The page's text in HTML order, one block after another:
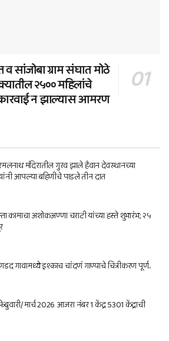
व सांजोबा ग्राम संघात मोठे
२५०० महिलांचे
न झाल्यास आमरण
मंदिरातील गुरव झाले हैवान देवस्थानच्या
आपल्या बहिणीचे पाडले तीन दात
कामाचा अशोकअण्णा चराटी यांच्या हस्ते शुभारंभ; २५
गावामध्ये इश्काच चांदणं गाण्याचे चित्रीकरण पूर्ण..
मार्च 2026 आजरा नंबर 1 केंद्र 5301 केंद्राची